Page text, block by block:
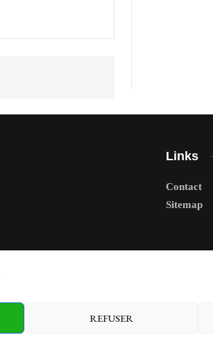
REFUSER
Links
Contact
Sitemap